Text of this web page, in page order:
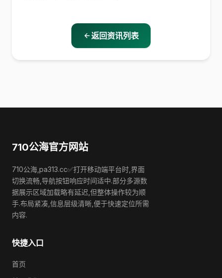
返回资讯列表
710公海官方网站
710公海,pa313.cc✅打开移动端平台时,界面
切换流畅,导航按钮响应时间适中.部分多源数
据展示区域加载略有延迟,但整体操作较为顺
手.布局紧凑,信息层级清晰,便于快速定位所需
内容.
快捷入口
首页